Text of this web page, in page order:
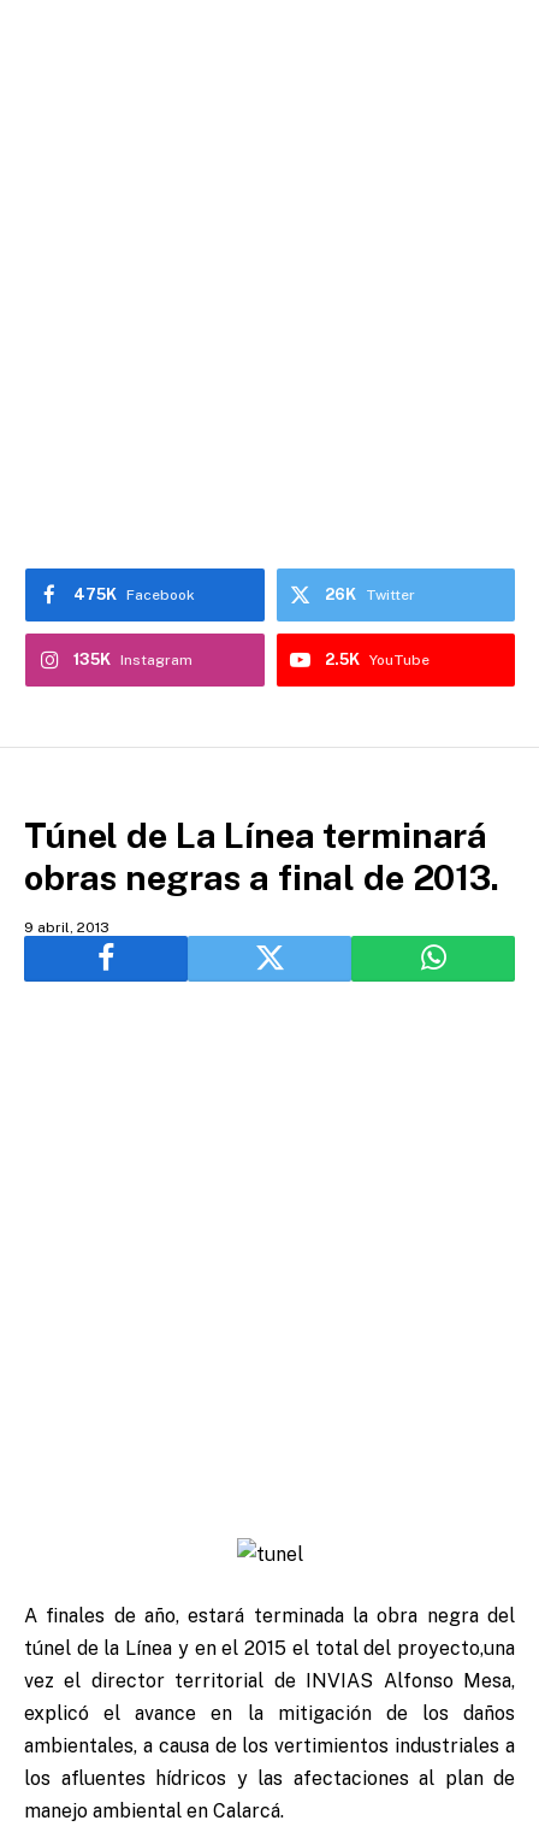
Facebook
475K Twitter
26K
Instagram
135K YouTube
2.5K
Túnel de La Línea terminará
obras negras a final de 2013.
9 abril, 2013
A finales de año, estará terminada la obra negra del
túnel de la Línea y en el 2015 el total del proyecto,una
vez el director territorial de INVIAS Alfonso Mesa,
explicó el avance en la mitigación de los daños
ambientales, a causa de los vertimientos industriales a
los afluentes hídricos y las afectaciones al plan de
manejo ambiental en Calarcá.